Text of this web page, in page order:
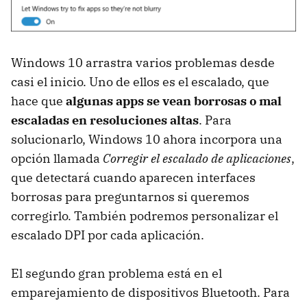
Windows 10 arrastra varios problemas desde
casi el inicio. Uno de ellos es el escalado, que
hace que algunas apps se vean borrosas o mal
escaladas en resoluciones altas. Para
solucionarlo, Windows 10 ahora incorpora una
opción llamada Corregir el escalado de aplicaciones,
que detectará cuando aparecen interfaces
borrosas para preguntarnos si queremos
corregirlo. También podremos personalizar el
escalado DPI por cada aplicación.
El segundo gran problema está en el
emparejamiento de dispositivos Bluetooth. Para